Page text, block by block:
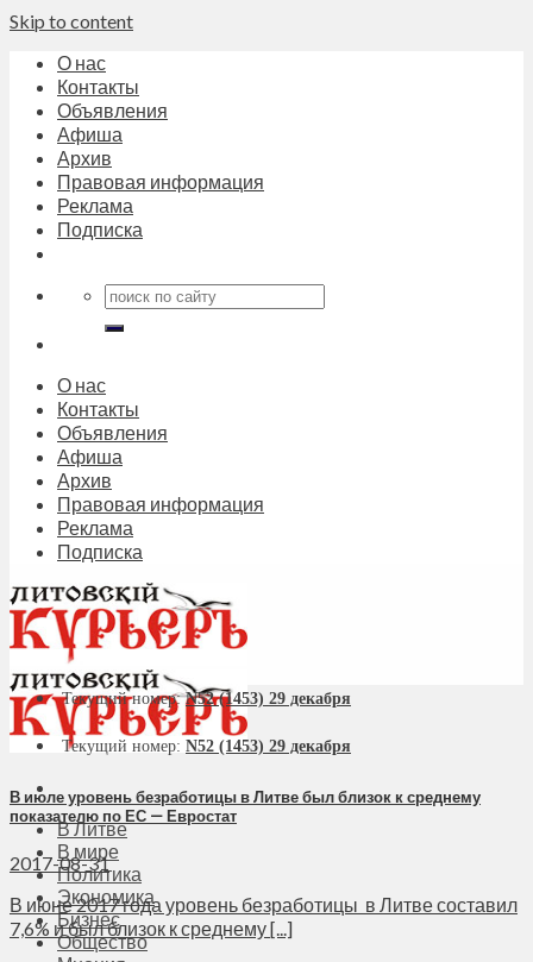
Skip to content
О нас
Контакты
Объявления
Афиша
Архив
Правовая информация
Реклама
Подписка
О нас
Контакты
Объявления
Афиша
Архив
Правовая информация
Реклама
Подписка
В Литве
В мире
Политика
Экономика
Бизнес
Общество
Текущий номер:N52 (1453) 29 декабря
Текущий номер: N52 (1453) 29 декабря
В июле уровень безработицы в Литве был близок к среднему
показателю по ЕС — Евростат
2017-08-31
В июне 2017 года уровень безработицы в Литве составил
7,6% и был близок к среднему [...]